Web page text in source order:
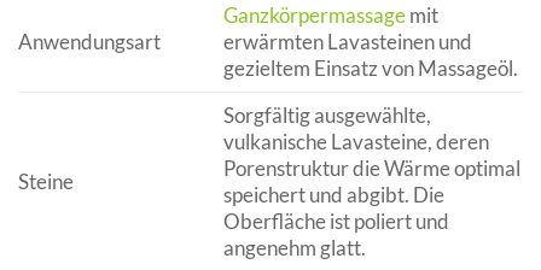
Anwendungsart
Ganzkörpermassagemit
erwärmten Lavasteinen und
gezieltem Einsatz von Massageöl.
Steine
Sorgfältig ausgewählte,
vulkanische Lavasteine, deren
Porenstruktur die Wärme optimal
speichert und abgibt. Die
Oberfläche ist poliert und
angenehm glatt.